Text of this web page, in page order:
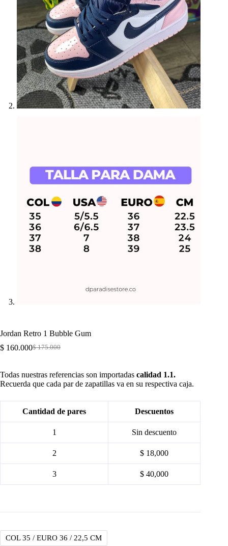
Jordan Retro 1 Bubble Gum
$175.000
Original
$ 175.000.
$ 160.000Current
$ 160.000.
Todas nuestras referencias son importadas calidad 1.1.
Recuerda que cada par de zapatillas va en su respectiva caja.
Cantidad de pares Descuentos
1 Sin descuento
2 $ 18,000
3 $ 40,000
COL 35 / EURO 36 / 22,5 CM